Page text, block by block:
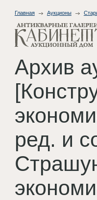
Главная Аукционы
Архив
ред. и